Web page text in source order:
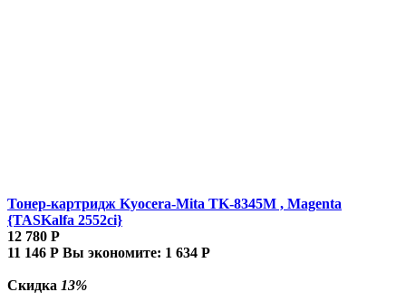
Тонер-картридж Kyocera-Mita TK-8345M , Magenta
{TASKalfa 2552ci}
12 780 Р
11 146 Р Вы экономите: 1 634 Р
Скидка 13%